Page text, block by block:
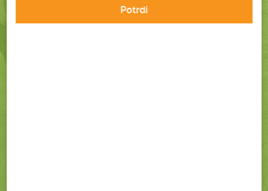
Potrdi